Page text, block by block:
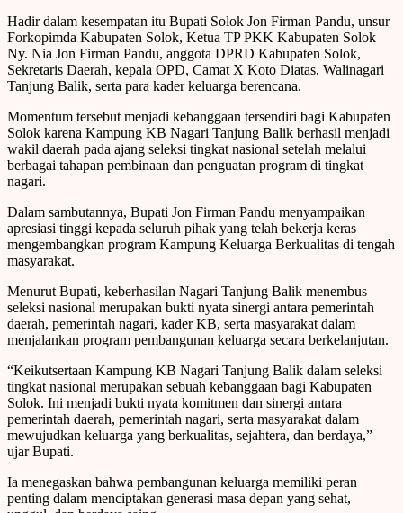
Hadir dalam kesempatan itu Bupati Solok Jon Firman Pandu, unsur
Forkopimda Kabupaten Solok, Ketua TP PKK Kabupaten Solok
Ny. Nia Jon Firman Pandu, anggota DPRD Kabupaten Solok,
Sekretaris Daerah, kepala OPD, Camat X Koto Diatas, Walinagari
Tanjung Balik, serta para kader keluarga berencana.
Momentum tersebut menjadi kebanggaan tersendiri bagi Kabupaten
Solok karena Kampung KB Nagari Tanjung Balik berhasil menjadi
wakil daerah pada ajang seleksi tingkat nasional setelah melalui
berbagai tahapan pembinaan dan penguatan program di tingkat
nagari.
Dalam sambutannya, Bupati Jon Firman Pandu menyampaikan
apresiasi tinggi kepada seluruh pihak yang telah bekerja keras
mengembangkan program Kampung Keluarga Berkualitas di tengah
masyarakat.
Menurut Bupati, keberhasilan Nagari Tanjung Balik menembus
seleksi nasional merupakan bukti nyata sinergi antara pemerintah
daerah, pemerintah nagari, kader KB, serta masyarakat dalam
menjalankan program pembangunan keluarga secara berkelanjutan.
“Keikutsertaan Kampung KB Nagari Tanjung Balik dalam seleksi
tingkat nasional merupakan sebuah kebanggaan bagi Kabupaten
Solok. Ini menjadi bukti nyata komitmen dan sinergi antara
pemerintah daerah, pemerintah nagari, serta masyarakat dalam
mewujudkan keluarga yang berkualitas, sejahtera, dan berdaya,”
ujar Bupati.
Ia menegaskan bahwa pembangunan keluarga memiliki peran
penting dalam menciptakan generasi masa depan yang sehat,